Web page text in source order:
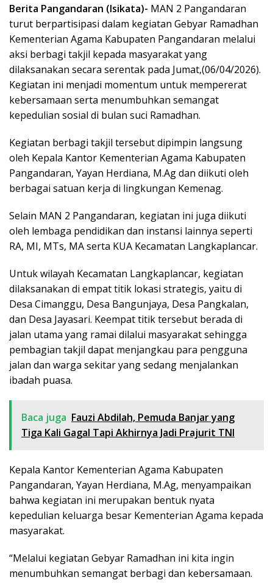
Berita Pangandaran (Isikata)- MAN 2 Pangandaran
turut berpartisipasi dalam kegiatan Gebyar Ramadhan
Kementerian Agama Kabupaten Pangandaran melalui
aksi berbagi takjil kepada masyarakat yang
dilaksanakan secara serentak pada Jumat,(06/04/2026).
Kegiatan ini menjadi momentum untuk mempererat
kebersamaan serta menumbuhkan semangat
kepedulian sosial di bulan suci Ramadhan.
Kegiatan berbagi takjil tersebut dipimpin langsung
oleh Kepala Kantor Kementerian Agama Kabupaten
Pangandaran, Yayan Herdiana, M.Ag dan diikuti oleh
berbagai satuan kerja di lingkungan Kemenag.
Selain MAN 2 Pangandaran, kegiatan ini juga diikuti
oleh lembaga pendidikan dan instansi lainnya seperti
RA, MI, MTs, MA serta KUA Kecamatan Langkaplancar.
Untuk wilayah Kecamatan Langkaplancar, kegiatan
dilaksanakan di empat titik lokasi strategis, yaitu di
Desa Cimanggu, Desa Bangunjaya, Desa Pangkalan,
dan Desa Jayasari. Keempat titik tersebut berada di
jalan utama yang ramai dilalui masyarakat sehingga
pembagian takjil dapat menjangkau para pengguna
jalan dan warga sekitar yang sedang menjalankan
ibadah puasa.
Baca juga Fauzi Abdilah, Pemuda Banjar yang
Tiga Kali Gagal Tapi Akhirnya Jadi Prajurit TNI
Kepala Kantor Kementerian Agama Kabupaten
Pangandaran, Yayan Herdiana, M.Ag, menyampaikan
bahwa kegiatan ini merupakan bentuk nyata
kepedulian keluarga besar Kementerian Agama kepada
masyarakat.
“Melalui kegiatan Gebyar Ramadhan ini kita ingin
menumbuhkan semangat berbagi dan kebersamaan.